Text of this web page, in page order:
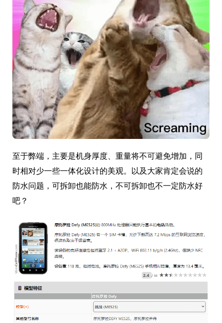
至于弊端，主要是机身厚度、重量将不可避免增加，同
时相对少一些一体化设计的美观。以及大家肯定会说的
防水问题，可拆卸也能防水，不可拆卸也不一定防水好
吧？